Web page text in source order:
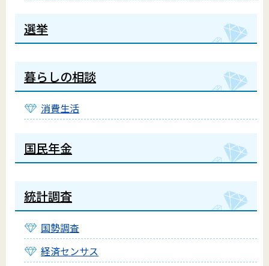
選挙
暮らしの相談
消費生活
国民年金
統計調査
国勢調査
経済センサス